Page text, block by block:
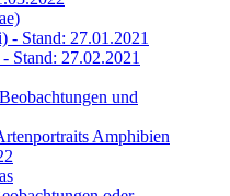
- Stand: 27.01.2021
Stand: 27.02.2021
und
Amphibien